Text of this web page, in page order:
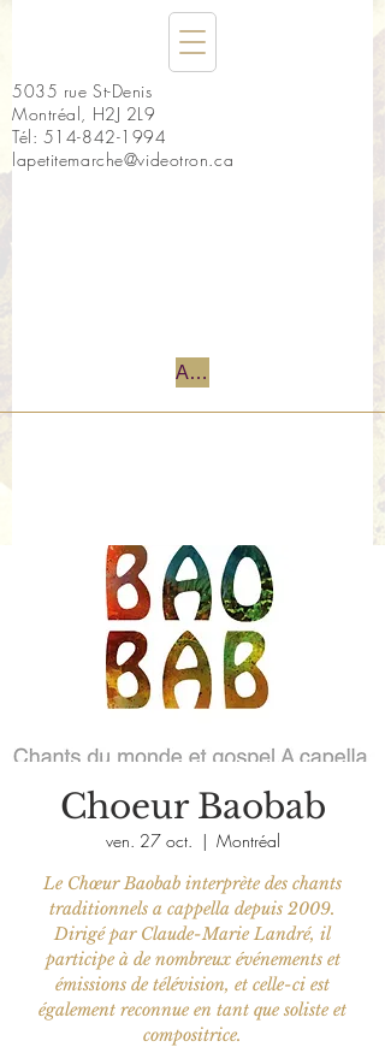
5035 rue St-Denis
Montréal, H2J 2L9
Tél: 514-842-1994
lapetitemarche@videotron.ca
Accueil
Choeur Baobab
ven. 27 oct.
  |
Montréal
Le Chœur Baobab interprète des chants
traditionnels a cappella depuis 2009.
Dirigé par Claude-Marie Landré, il
participe à de nombreux événements et
émissions de télévision, et celle-ci est
également reconnue en tant que soliste et
compositrice.